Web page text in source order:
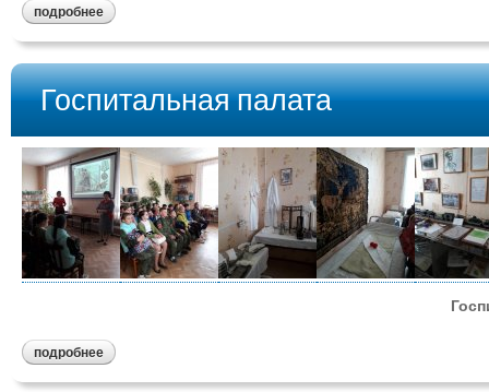
подробнее
Госпитальная палата
подробнее